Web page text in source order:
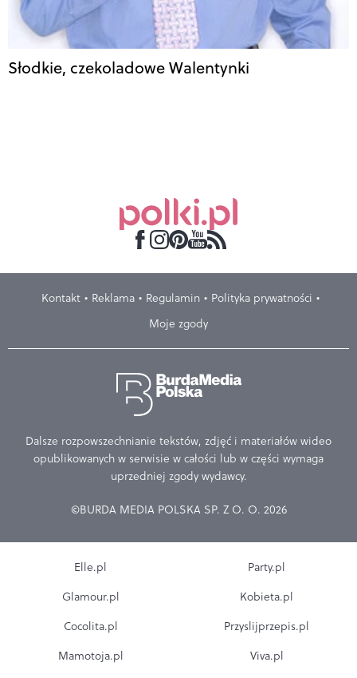
Słodkie, czekoladowe Walentynki
Kontakt Reklama Regulamin
Polityka prywatności
Moje zgody
Dalsze rozpowszechnianie tekstów, zdjęć i materiałów wideo
opublikowanych w serwisie w całości lub w części wymaga
uprzedniej zgody wydawcy.
©BURDA MEDIA POLSKA SP. Z O. O. 2026
Elle.pl
Glamour.pl
Cocolita.pl
Mamotoja.pl
Party.pl
Kobieta.pl
Przyslijprzepis.pl
Viva.pl